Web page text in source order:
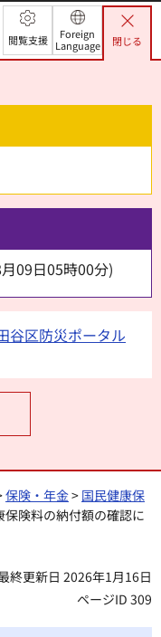
閲覧支援
Foreign
Language
閉じる
09日05時00分)
谷区防災ポータル
保険・年金> 国民健康保
保険料の納付額の確認に
終更新日 2026年1月16日
ページID 309